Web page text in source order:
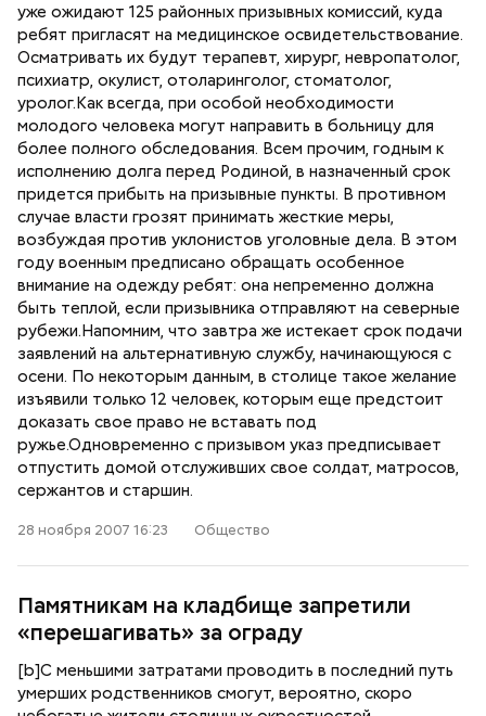
уже ожидают 125 районных призывных комиссий, куда
ребят пригласят на медицинское освидетельствование.
Осматривать их будут терапевт, хирург, невропатолог,
психиатр, окулист, отоларинголог, стоматолог,
уролог.Как всегда, при особой необходимости
молодого человека могут направить в больницу для
более полного обследования. Всем прочим, годным к
исполнению долга перед Родиной, в назначенный срок
придется прибыть на призывные пункты. В противном
случае власти грозят принимать жесткие меры,
возбуждая против уклонистов уголовные дела. В этом
году военным предписано обращать особенное
внимание на одежду ребят: она непременно должна
быть теплой, если призывника отправляют на северные
рубежи.Напомним, что завтра же истекает срок подачи
заявлений на альтернативную службу, начинающуюся с
осени. По некоторым данным, в столице такое желание
изъявили только 12 человек, которым еще предстоит
доказать свое право не вставать под
ружье.Одновременно с призывом указ предписывает
отпустить домой отслуживших свое солдат, матросов,
сержантов и старшин.
28 ноября 2007 16:23 Общество
Памятникам на кладбище запретили
«перешагивать» за ограду
[b]С меньшими затратами проводить в последний путь
умерших родственников смогут, вероятно, скоро